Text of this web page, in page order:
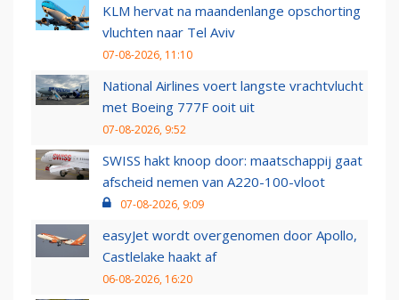
KLM hervat na maandenlange opschorting
vluchten naar Tel Aviv
07-08-2026, 11:10
National Airlines voert langste vrachtvlucht
met Boeing 777F ooit uit
07-08-2026, 9:52
SWISS hakt knoop door: maatschappij gaat
afscheid nemen van A220-100-vloot
07-08-2026, 9:09
easyJet wordt overgenomen door Apollo,
Castlelake haakt af
06-08-2026, 16:20